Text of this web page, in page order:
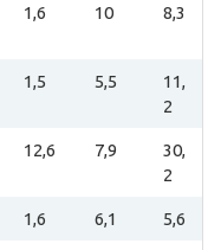
1,6 10 8,3
1,5 5,5
11,
2
12,6 7,9
30,
2
1,6 6,1 5,6